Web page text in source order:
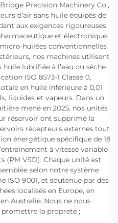
Precision Machinery Co.,
d’air sans huile équipés de
aux exigences rigoureuses
et électronique.
huilées conventionnelles
nos machines utilisent
lubrifiée à l’eau ou sèche
ISO 8573-1 Classe 0,
en huile inférieure à 0,01
liquides et vapeurs. Dans un
mené en 2025, nos unités
réservoir ont supprimé la
récepteurs externes tout
énergétique spécifique de 18
à vitesse variable
(PM VSD). Chaque unité est
selon notre système
ISO 9001, et soutenue par des
localisés en Europe, en
Australie. Nous ne nous
la propreté ;